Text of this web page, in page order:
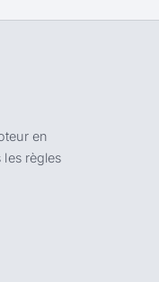
en
les règles